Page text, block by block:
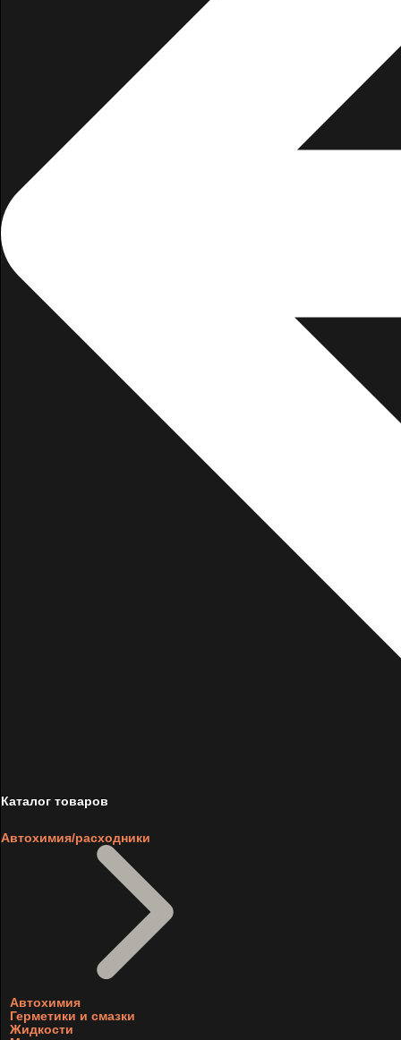
Каталог товаров
Автохимия/расходники
Автохимия
Герметики и смазки
Жидкости